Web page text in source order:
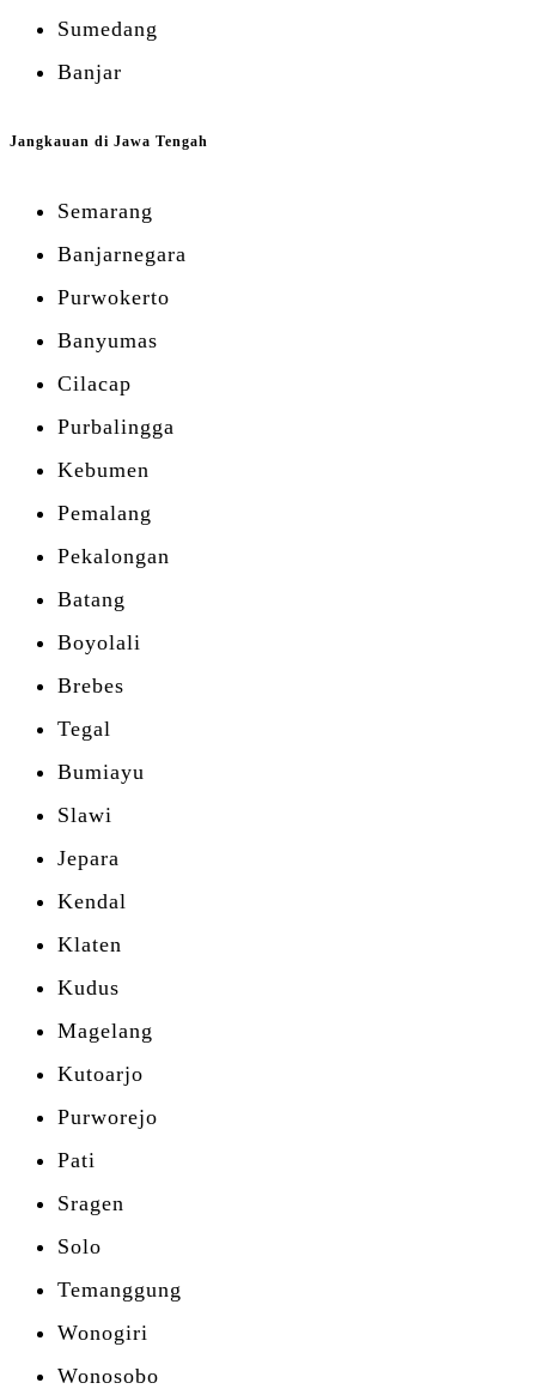
Sumedang
Banjar
Jangkauan di Jawa Tengah
Semarang
Banjarnegara
Purwokerto
Banyumas
Cilacap
Purbalingga
Kebumen
Pemalang
Pekalongan
Batang
Boyolali
Brebes
Tegal
Bumiayu
Slawi
Jepara
Kendal
Klaten
Kudus
Magelang
Kutoarjo
Purworejo
Pati
Sragen
Solo
Temanggung
Wonogiri
Wonosobo